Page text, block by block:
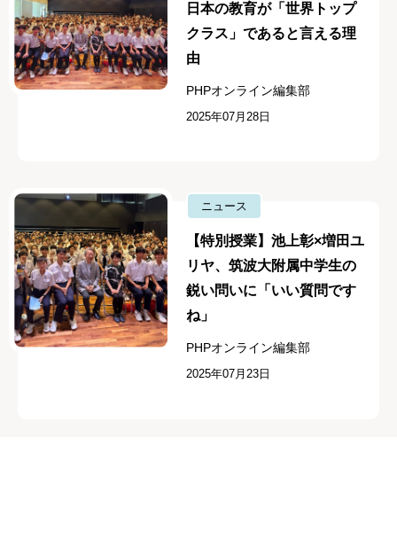
日本の教育が「世界トップ
クラス」であると言える理
由
PHPオンライン編集部
2025年07月28日
ニュース
【特別授業】池上彰×増田ユ
リヤ、筑波大附属中学生の
鋭い問いに「いい質問です
ね」
PHPオンライン編集部
2025年07月23日